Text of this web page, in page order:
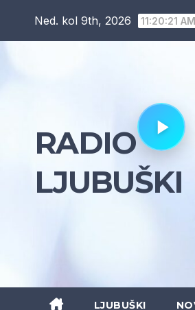
Ned. kol 9th, 2026 11:20:22 AM
RADIO
LJUBUŠKI
LJUBUŠKI